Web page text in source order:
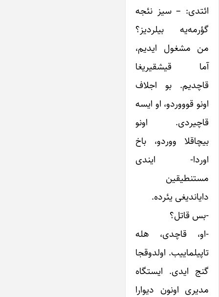
ائتدی: – سیز نئجه
گؤرمه‌یه بیلردیز؟
من مشغول ایدیم،
آما قیشقیریغا
قاچدیم. بو اجلاف
اونو قوووردو، او ایسه
قاچیردی. اونو
بیچاقلا ووردو، باخ
اوردا- ایندی
مستنطیقین
دایاندیغی یئرده.
-بس قاتل؟
-او، قاچدی، هله
تاپیلماییب. اولدوقجا
گنج ایدی. ایستگاه
مدیری اونون دیوارا